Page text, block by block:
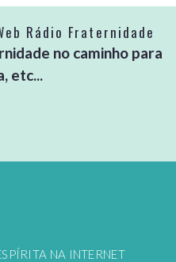
Rádio Fraternidade
no caminho para
etc...
NA INTERNET